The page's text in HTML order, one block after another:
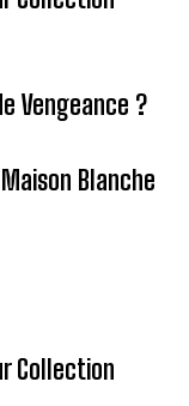
Vengeance ?
Blanche
Collection